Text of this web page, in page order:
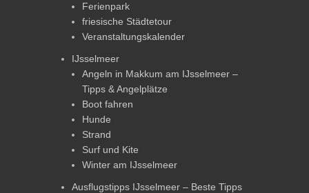
Ferienpark
friesische Städtetour
Veranstaltungskalender
IJsselmeer
Angeln in Makkum am IJsselmeer –
Tipps & Angelplätze
Boot fahren
Hunde
Strand
Surf und Kite
Winter am IJsselmeer
Ausflugstipps IJsselmeer – Beste Tipps